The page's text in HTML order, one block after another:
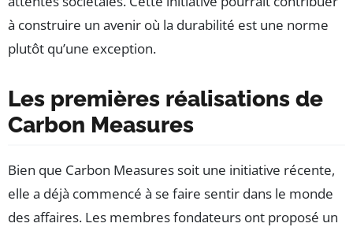
à construire un avenir où la durabilité est une norme
plutôt qu’une exception.
Les premières réalisations de
Carbon Measures
Bien que Carbon Measures soit une initiative récente,
elle a déjà commencé à se faire sentir dans le monde
des affaires. Les membres fondateurs ont proposé un